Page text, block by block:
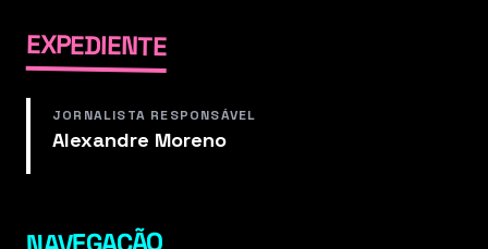
EXPEDIENTE
JORNALISTA RESPONSÁVEL
Alexandre Moreno